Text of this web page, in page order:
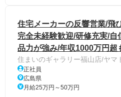
住宅メーカーの反響営業/飛
完全未経験歓迎/研修充実/
品力が強み/年収1000万円超
住まいのギャラリー福山店/ヤマ
正社員
広島県
月給25万円～50万円